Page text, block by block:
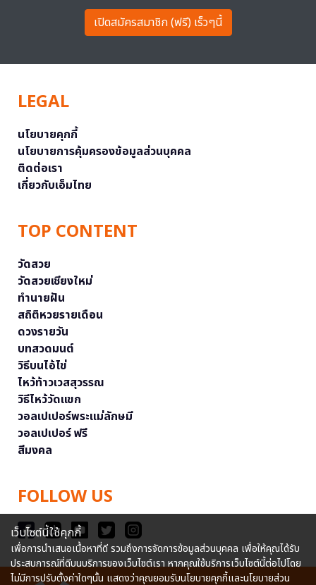
เปิดสมัครสมาชิก (ฟรี) เร็วๆนี้
LEGAL
นโยบายคุกกี้
นโยบายการคุ้มครองข้อมูลส่วนบุคคล
ติดต่อเรา
เกี่ยวกับเอ็มไทย
TOP CONTENT
วัดสวย
วัดสวยเชียงใหม่
ทำนายฝัน
สถิติหวยรายเดือน
ดวงรายวัน
บทสวดมนต์
วิธีบนไอ้ไข่
ไหว้ท้าวเวสสุวรรณ
วิธีไหว้วัดแขก
วอลเปเปอร์พระแม่ลักษมี
วอลเปเปอร์ ฟรี
สีมงคล
FOLLOW US
เว็บไซต์นี้ใช้คุกกี้
เพื่อการนำเสนอเนื้อหาที่ดี รวมถึงการจัดการข้อมูลส่วนบุคคล เพื่อให้คุณได้รับ
ประสบการณ์ที่ดีบนบริการของเว็บไซต์เรา หากคุณใช้บริการเว็บไซต์นี้ต่อไปโดย
ไม่มีการปรับตั้งค่าใดๆนั้น แสดงว่าคุณยอมรับนโยบายคุกกี้และนโยบายส่วน